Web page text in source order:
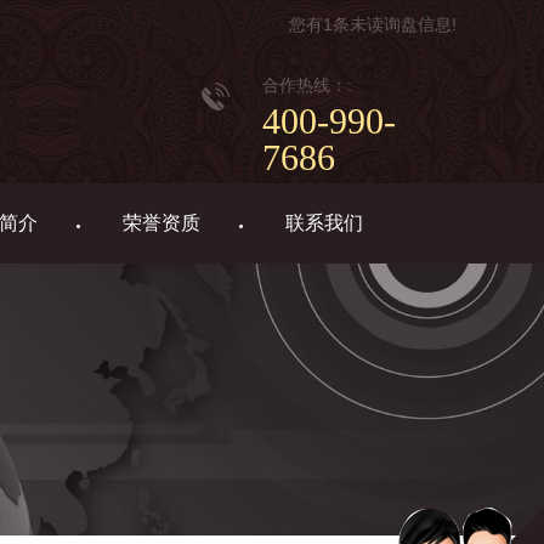
您有1 条未读询盘信息!
合作热线：:
400-990-
7686
介 荣誉资质 联系我们